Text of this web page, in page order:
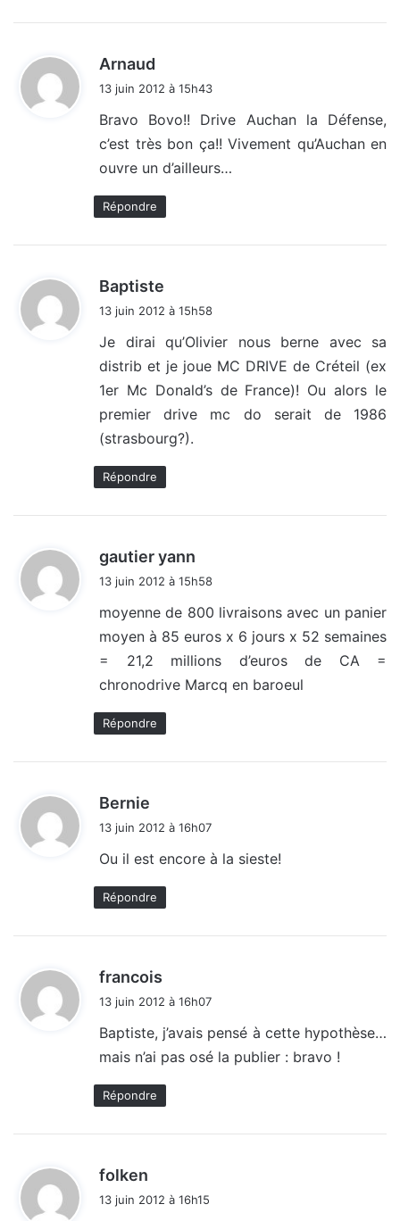
Arnaud
i
:
13 juin 2012 à 15h43
Bravo Bovo!! Drive Auchan la Défense,
c’est très bon ça!! Vivement qu’Auchan en
ouvre un d’ailleurs…
Répondre
Baptiste
:
13 juin 2012 à 15h58
Je dirai qu’Olivier nous berne avec sa
distrib et je joue MC DRIVE de Créteil (ex
1er Mc Donald’s de France)! Ou alors le
premier drive mc do serait de 1986
(strasbourg?).
Répondre
gautier yann
:
13 juin 2012 à 15h58
moyenne de 800 livraisons avec un panier
moyen à 85 euros x 6 jours x 52 semaines
= 21,2 millions d’euros de CA =
chronodrive Marcq en baroeul
Répondre
Bernie
i
13 juin 2012 à 16h07
Ou il est encore à la sieste!
Répondre
francois
i
:
13 juin 2012 à 16h07
Baptiste, j’avais pensé à cette hypothèse…
mais n’ai pas osé la publier : bravo !
Répondre
folken
i
13 juin 2012 à 16h15